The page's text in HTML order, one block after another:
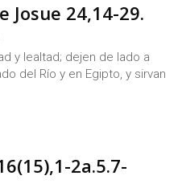
Josue 24,14-29.
y lealtad; dejen de lado a
del Río y en Egipto, y sirvan
2a.5.7-